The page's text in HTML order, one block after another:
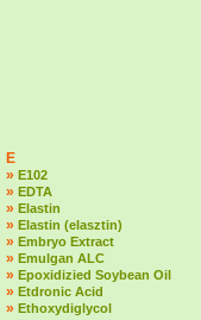
E
» E102
» EDTA
» Elastin
» Elastin (elasztin)
» Embryo Extract
» Emulgan ALC
» Epoxidizied Soybean Oil
» Etdronic Acid
» Ethoxydiglycol